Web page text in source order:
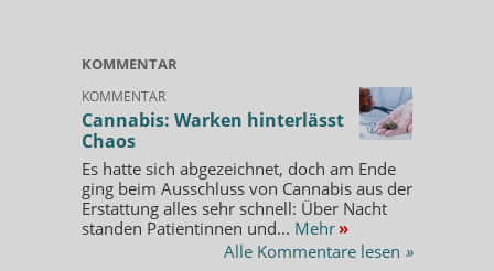
KOMMENTAR
KOMMENTAR
Cannabis: Warken hinterlässt
Chaos
Es hatte sich abgezeichnet, doch am Ende
ging beim Ausschluss von Cannabis aus der
Erstattung alles sehr schnell: Über Nacht
standen Patientinnen und... Mehr »
Alle Kommentare lesen »